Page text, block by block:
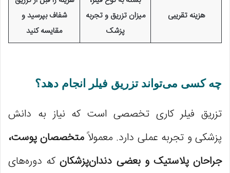
هزینه تقریبی
میزان تزریق و تجربه
پزشک
شفاف بپرسید و
مقایسه کنید
چه کسی می‌تواند تزریق فیلر انجام دهد؟
تزریق فیلر کاری تخصصی است که نیاز به دانش
پزشکی و تجربه عملی دارد. معمولاًمتخصصان پوست،
جراحان پلاستیک و بعضی دندان‌پزشکانکه دوره‌های